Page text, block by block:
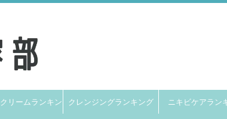
リームランキン クレンジングランキング ニキビケアラン